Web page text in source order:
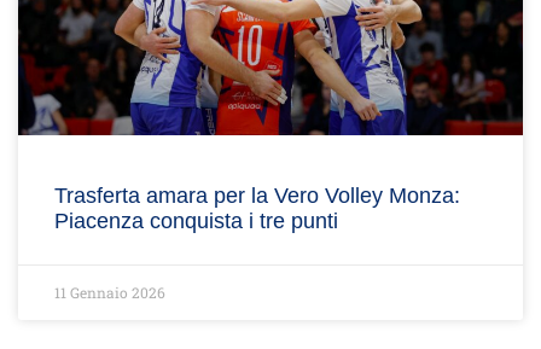
Trasferta amara per la Vero Volley Monza:
Piacenza conquista i tre punti
11 Gennaio 2026